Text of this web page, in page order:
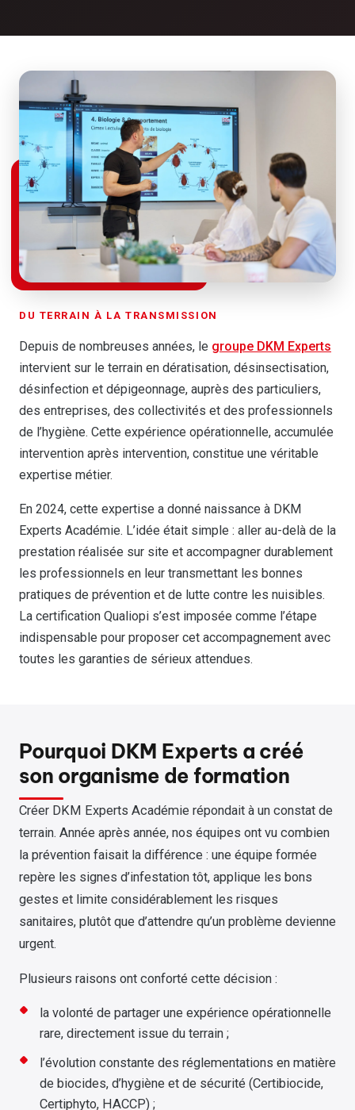
DU TERRAIN À LA TRANSMISSION
Depuis de nombreuses années, le groupe DKM Experts
intervient sur le terrain en dératisation, désinsectisation,
désinfection et dépigeonnage, auprès des particuliers,
des entreprises, des collectivités et des professionnels
de l’hygiène. Cette expérience opérationnelle, accumulée
intervention après intervention, constitue une véritable
expertise métier.
En 2024, cette expertise a donné naissance à DKM
Experts Académie. L’idée était simple : aller au-delà de la
prestation réalisée sur site et accompagner durablement
les professionnels en leur transmettant les bonnes
pratiques de prévention et de lutte contre les nuisibles.
La certification Qualiopi s’est imposée comme l’étape
indispensable pour proposer cet accompagnement avec
toutes les garanties de sérieux attendues.
Pourquoi DKM Experts a créé
son organisme de formation
Créer DKM Experts Académie répondait à un constat de
terrain. Année après année, nos équipes ont vu combien
la prévention faisait la différence : une équipe formée
repère les signes d’infestation tôt, applique les bons
gestes et limite considérablement les risques
sanitaires, plutôt que d’attendre qu’un problème devienne
urgent.
Plusieurs raisons ont conforté cette décision :
la volonté de partager une expérience opérationnelle
rare, directement issue du terrain ;
l’évolution constante des réglementations en matière
de biocides, d’hygiène et de sécurité (Certibiocide,
Certiphyto, HACCP) ;